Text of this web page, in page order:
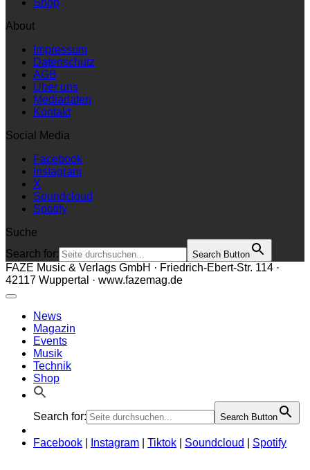
About
Impressum
Datenschutz
AGB
Über uns
Mediadaten
Kontakt
Social Media
Facebook
Instagram
X
Soundcloud
Spotify
Suche
Search for:
Search Button
FAZE Music & Verlags GmbH · Friedrich-Ebert-Str. 114 ·
42117 Wuppertal · www.fazemag.de
News
Magazin
Events
Musik
Technik
Shop
Search for: Search Button
Facebook Instagram Tiktok Soundcloud Spotify